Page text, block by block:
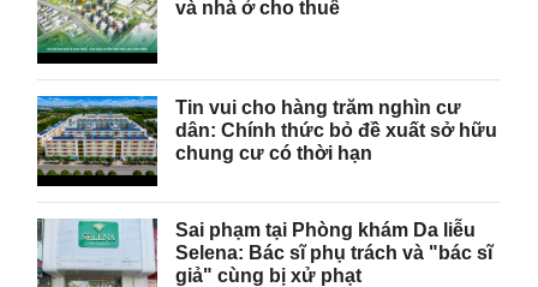
và nhà ở cho thuê
Tin vui cho hàng trăm nghìn cư
dân: Chính thức bỏ đề xuất sở hữu
chung cư có thời hạn
Sai phạm tại Phòng khám Da liễu
Selena: Bác sĩ phụ trách và "bác sĩ
giả" cùng bị xử phạt